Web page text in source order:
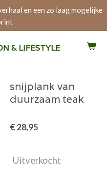
& LIFESTYLE
en een zo laag mogelijke
snijplank van
duurzaam teak
€ 28,95
Uitverkocht